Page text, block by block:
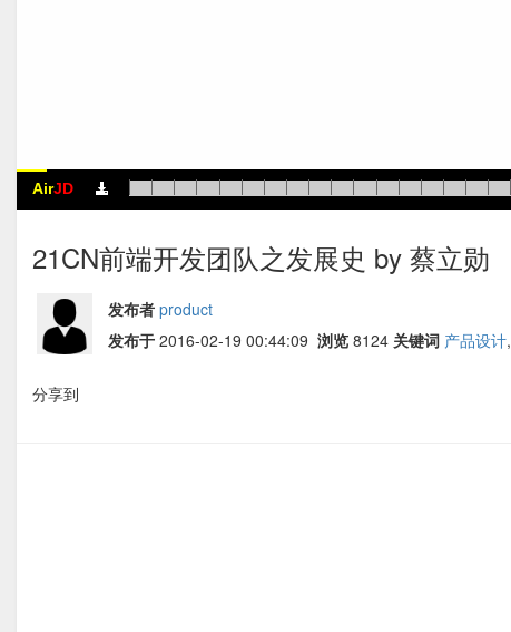
AirJD
21CN前端开发团队之发展史 by 蔡立勋
发布者 product
发布于 2016-02-19 00:44:09 浏览 8124 关键词 产品设计,
分享到